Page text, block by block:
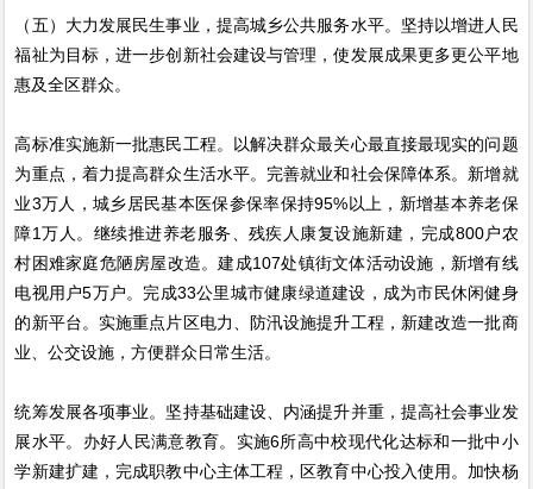
（五）大力发展民生事业，提高城乡公共服务水平。坚持以增进人民
福祉为目标，进一步创新社会建设与管理，使发展成果更多更公平地
惠及全区群众。
高标准实施新一批惠民工程。以解决群众最关心最直接最现实的问题
为重点，着力提高群众生活水平。完善就业和社会保障体系。新增就
业3万人，城乡居民基本医保参保率保持95%以上，新增基本养老保
障1万人。继续推进养老服务、残疾人康复设施新建，完成800户农
村困难家庭危陋房屋改造。建成107处镇街文体活动设施，新增有线
电视用户5万户。完成33公里城市健康绿道建设，成为市民休闲健身
的新平台。实施重点片区电力、防汛设施提升工程，新建改造一批商
业、公交设施，方便群众日常生活。
统筹发展各项事业。坚持基础建设、内涵提升并重，提高社会事业发
展水平。办好人民满意教育。实施6所高中校现代化达标和一批中小
学新建扩建，完成职教中心主体工程，区教育中心投入使用。加快杨